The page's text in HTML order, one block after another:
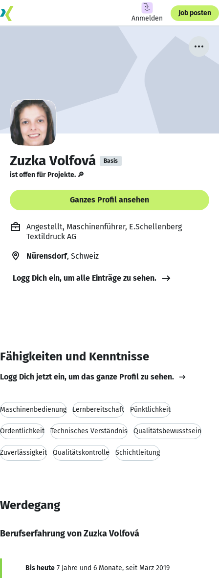
Anmelden
Job posten
Zuzka Volfová Basis
ist offen für Projekte. 🔎
Ganzes Profil ansehen
Angestellt, Maschinenführer, E.Schellenberg
Textildruck AG
Nürensdorf, Schweiz
Logg Dich ein, um alle Einträge zu sehen.
Fähigkeiten und Kenntnisse
Logg Dich jetzt ein, um das ganze Profil zu sehen.
Maschinenbedienung Lernbereitschaft Pünktlichkeit
Ordentlichkeit Technisches Verständnis Qualitätsbewusstsein
Zuverlässigkeit Qualitätskontrolle Schichtleitung
Werdegang
Berufserfahrung von Zuzka Volfová
Bis heute 7 Jahre und 6 Monate, seit März 2019